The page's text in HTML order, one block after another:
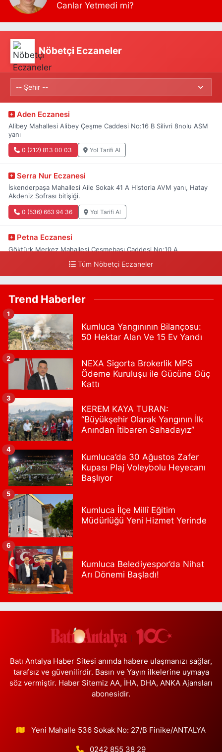
Canlar Yetmedi mi?
Nöbetçi Eczaneler
Aden Eczanesi
Alibey Mahallesi Alibey Çeşme Caddesi No:16 B Silivri 8nolu ASM
yanı
0 (212) 813 00 03 Yol Tarifi Al
Serra Nur Eczanesi
İskenderpaşa Mahallesi Aile Sokak 41 A Historia AVM yanı, Hatay
Akdeniz Sofrası bitişiği.
0 (536) 663 94 36 Yol Tarifi Al
Petna Eczanesi
Göktürk Merkez Mahallesi Çeşmebaşı Caddesi No:10 A
0 (212) 360 18 23 Yol Tarifi Al
Karlıktepe Mahallesi Soğanlık Caddesi No:34 A
0 (216) 504 24 53
Bulvar Eczanesi
Ahmet Yesevi Mahallesi Abbas Medeni Sokak 17 A Çiftlik
köprüsünü geçtikten sonra Harman Mobilya arkası, Tulumba
mevki, ECZANELER BÖLGESİ (GÜNEŞ, BULVAR, ÇİĞDEM, DEVA
ECZANELERİ) eski gazi sağlık o
0 (216) 208 59 51
Halıcıoğlu Eczanesi
Halıcıoğlu Mahallesi Tunç Sokak 1 A Çıksalın,Alev Ofluoğlu Semt
Konağı yanı
0 (212) 369 45 49 Yol Tarifi Al
Anka Eczanesi
Acıbadem Mahallesi Acıbadem Caddesi 76 A İŞ BANKASI
KONUTLARINDAN KADIKÖY İSTİKAMETİNE GİDERKEN IŞIKLARI
GEÇİNCE SOLDA
0 (216) 771 50 40
Portakal Eczanesi
Anadolu Mahallesi Necip Fazıl Caddesi 58 A 2. CAMİNİN (YEŞİL
CAMİ) 100 METRE İLERİSİ- BAKLAVACI ŞEMSETTİN SIRASINDA-
ŞİRİNDEREYE İNEN YOL ÜZERİ
Tokatköy Mahallesi Sultan Aziz Caddesi No:76 A Tokatköy Merkez
Camii Karşısında (yuşa yolu durağı karşısında)
0 (216) 323 10 75 Yol Tarifi Al
Kameroğlu Botanik Eczanesi
Cumhuriyet Mahallesi Nadir Sokak 2E 12 KAMEROĞLU
0 (212) 806 15 56 Yol Tarifi Al
Tüm Nöbetçi Eczaneler
Trend Haberler
Kumluca Yangınının Bilançosu:
50 Hektar Alan Ve 15 Ev Yandı
1
NEXA Sigorta Brokerlik MPS
Ödeme Kuruluşu ile Gücüne Güç
Kattı
2
KEREM KAYA TURAN:
“Büyükşehir Olarak Yangının İlk
Anından İtibaren Sahadayız”
3
Kumluca’da 30 Ağustos Zafer
Kupası Plaj Voleybolu Heyecanı
Başlıyor
4
Kumluca İlçe Millî Eğitim
Müdürlüğü Yeni Hizmet Yerinde
5
Kumluca Belediyespor’da Nihat
Arı Dönemi Başladı!
6
Batı Antalya Haber Sitesi anında habere ulaşmanızı sağlar,
tarafsız ve güvenilirdir. Basın ve Yayın ilkelerine uymaya
söz vermiştir. Haber Sitemiz AA, İHA, DHA, ANKA Ajansları
abonesidir.
Yeni Mahalle 536 Sokak No: 27/B Finike/ANTALYA
0242 855 38 29